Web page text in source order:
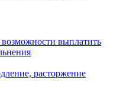
возможности выплатить
расторжение